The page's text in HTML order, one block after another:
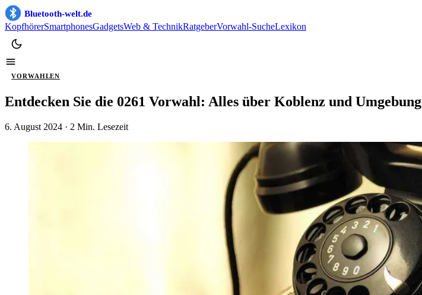
Bluetooth-welt.de
KopfhörerSmartphonesGadgetsWeb & TechnikRatgeberVorwahl-SucheLexikon
VORWAHLEN
Entdecken Sie die 0261 Vorwahl: Alles über Koblenz und Umgebung
6. August 2024 · 2 Min. Lesezeit